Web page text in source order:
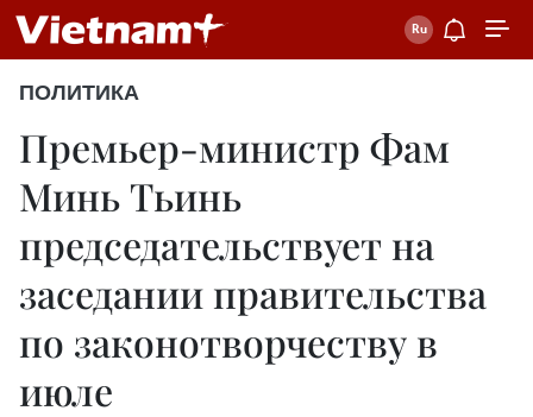
ПОЛИТИКА
Премьер-министр Фам
Минь Тьинь
председательствует на
заседании правительства
по законотворчеству в
июле